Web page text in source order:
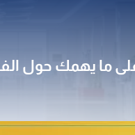
ما يهمك حول